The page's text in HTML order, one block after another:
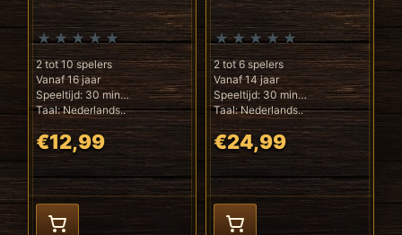
2 tot 10 spelers
Vanaf 16 jaar
Speeltijd: 30 min
Taal: Nederlands..
€12,99
2 tot 6 spelers
Vanaf 14 jaar
Speeltijd: 30 min
Taal: Nederlands..
€24,99